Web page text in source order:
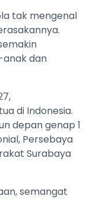
tak mengenal
dan
di Indonesia.
depan genap 1
Persebaya
Surabaya
semangat